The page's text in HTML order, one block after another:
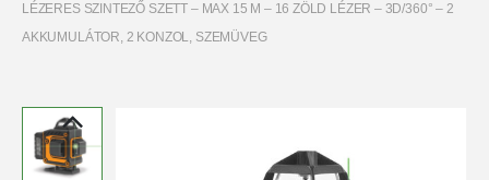
LÉZERES SZINTEZŐ SZETT – MAX 15 M – 16 ZÖLD LÉZER – 3D/360° – 2
AKKUMULÁTOR, 2 KONZOL, SZEMÜVEG